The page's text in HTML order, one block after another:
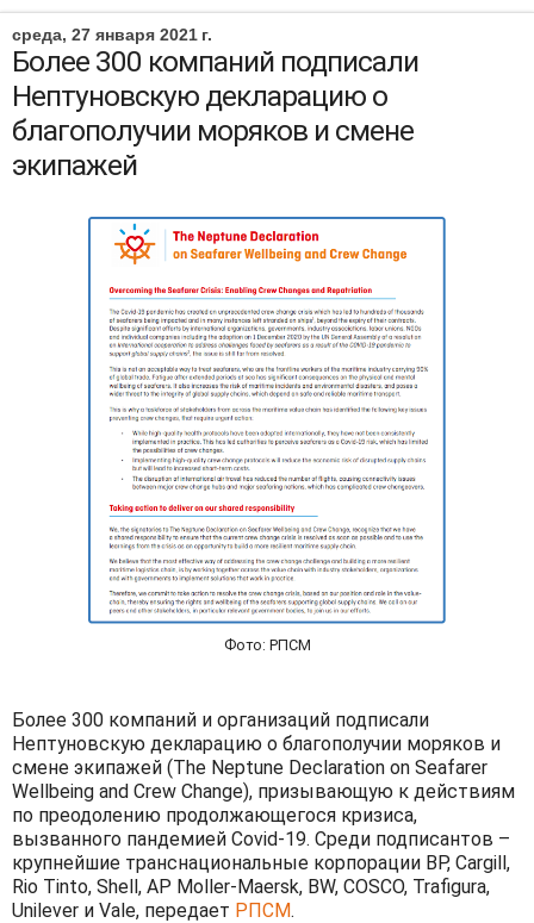
среда, 27 января 2021 г.
Более 300 компаний подписали
Нептуновскую декларацию о
благополучии моряков и смене
экипажей
Фото: РПСМ
Более 300 компаний и организаций подписали
Нептуновскую декларацию о благополучии моряков и
смене экипажей (The Neptune Declaration on Seafarer
Wellbeing and Crew Change), призывающую к действиям
по преодолению продолжающегося кризиса,
вызванного пандемией Covid-19. Среди подписантов –
крупнейшие транснациональные корпорации BP, Cargill,
Rio Tinto, Shell, AP Moller-Maersk, BW, COSCO, Trafigura,
Unilever и Vale, передает РПСМ.